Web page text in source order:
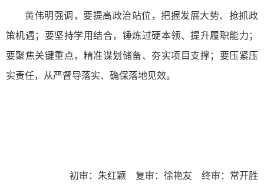
黄伟明强调，要提高政治站位，把握发展大势、抢抓政
策机遇；要坚持学用结合，锤炼过硬本领、提升履职能力；
要聚焦关键重点，精准谋划储备、夯实项目支撑；要压紧压
实责任，从严督导落实、确保落地见效。
初审：朱红颖 复审：徐艳友 终审：常开胜